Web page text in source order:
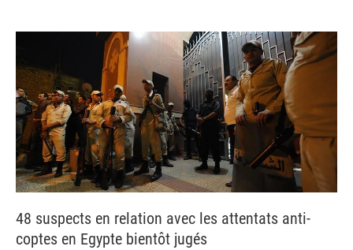
48 suspects en relation avec les attentats anti-
coptes en Egypte bientôt jugés